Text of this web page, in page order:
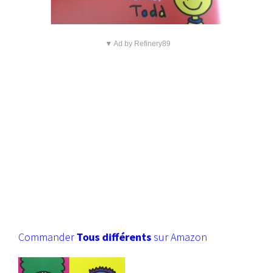
▼ Ad by Refinery89
CommanderTous différentssur Amazon